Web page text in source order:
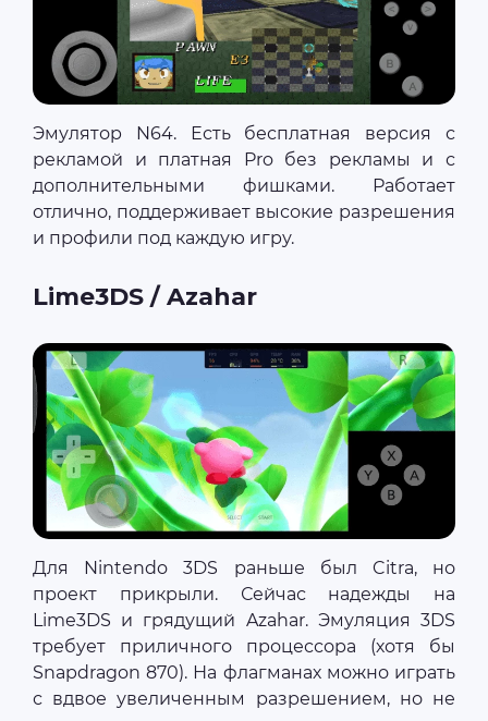
Эмулятор N64. Есть бесплатная версия с
рекламой и платная Pro без рекламы и с
дополнительными фишками. Работает
отлично, поддерживает высокие разрешения
и профили под каждую игру.
Lime3DS / Azahar
Для Nintendo 3DS раньше был Citra, но
проект прикрыли. Сейчас надежды на
Lime3DS и грядущий Azahar. Эмуляция 3DS
требует приличного процессора (хотя бы
Snapdragon 870). На флагманах можно играть
с вдвое увеличенным разрешением, но не